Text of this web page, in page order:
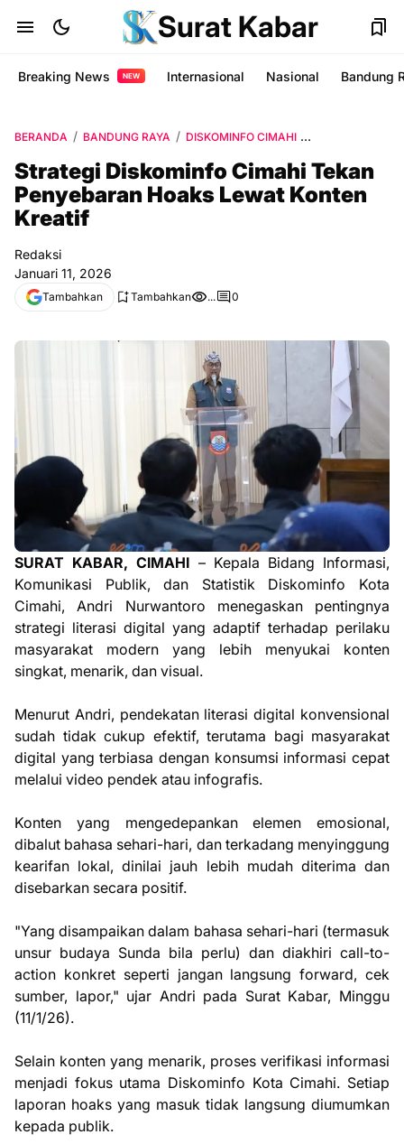
Surat Kabar
Breaking News NEW Internasional Nasional Bandung
BERANDA BANDUNG RAYA DISKOMINFO CIMAHI
Strategi Diskominfo Cimahi Tekan
Penyebaran Hoaks Lewat Konten
Kreatif
Redaksi
Januari 11, 2026
Tambahkan Tambahkan ... 0
SURAT KABAR, CIMAHI – Kepala Bidang Informasi,
Komunikasi Publik, dan Statistik Diskominfo Kota
Cimahi, Andri Nurwantoro menegaskan pentingnya
strategi literasi digital yang adaptif terhadap perilaku
masyarakat modern yang lebih menyukai konten
singkat, menarik, dan visual.
Menurut Andri, pendekatan literasi digital konvensional
sudah tidak cukup efektif, terutama bagi masyarakat
digital yang terbiasa dengan konsumsi informasi cepat
melalui video pendek atau infografis.
Konten yang mengedepankan elemen emosional,
dibalut bahasa sehari-hari, dan terkadang menyinggung
kearifan lokal, dinilai jauh lebih mudah diterima dan
disebarkan secara positif.
"Yang disampaikan dalam bahasa sehari-hari (termasuk
unsur budaya Sunda bila perlu) dan diakhiri call-to-
action konkret seperti jangan langsung forward, cek
sumber, lapor," ujar Andri pada Surat Kabar, Minggu
(11/1/26).
Selain konten yang menarik, proses verifikasi informasi
menjadi fokus utama Diskominfo Kota Cimahi. Setiap
laporan hoaks yang masuk tidak langsung diumumkan
kepada publik.